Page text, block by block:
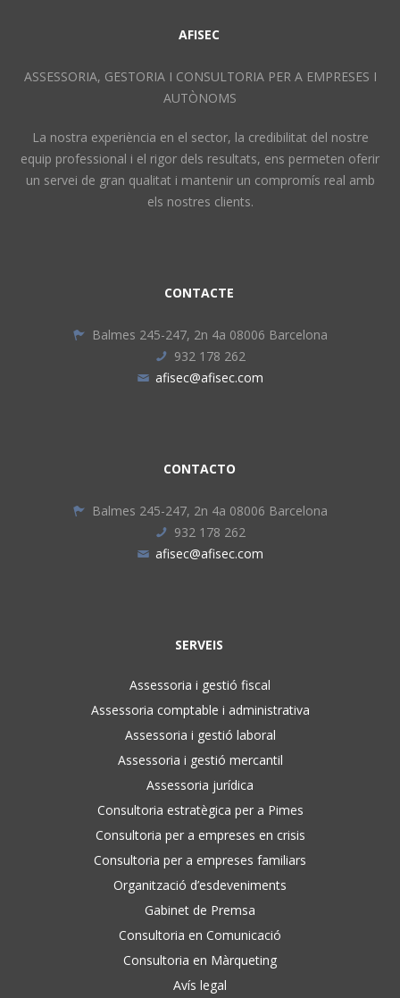
AFISEC
ASSESSORIA, GESTORIA I CONSULTORIA PER A EMPRESES I
AUTÒNOMS
La nostra experiència en el sector, la credibilitat del nostre
equip professional i el rigor dels resultats, ens permeten oferir
un servei de gran qualitat i mantenir un compromís real amb
els nostres clients.
CONTACTE
Balmes 245-247, 2n 4a 08006 Barcelona
932 178 262
afisec@afisec.com
CONTACTO
Balmes 245-247, 2n 4a 08006 Barcelona
932 178 262
afisec@afisec.com
SERVEIS
Assessoria i gestió fiscal
Assessoria comptable i administrativa
Assessoria i gestió laboral
Assessoria i gestió mercantil
Assessoria jurídica
Consultoria estratègica per a Pimes
Consultoria per a empreses en crisis
Consultoria per a empreses familiars
Organització d’esdeveniments
Gabinet de Premsa
Consultoria en Comunicació
Consultoria en Màrqueting
Avís legal